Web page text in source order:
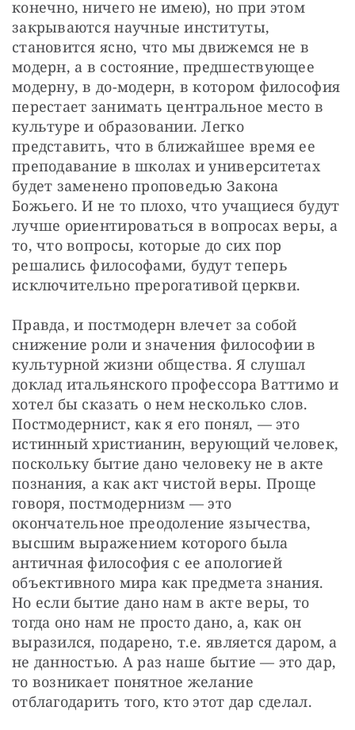
конечно, ничего не имею), но при этом
закрываются научные институты,
становится ясно, что мы движемся не в
модерн, а в состояние, предшествующее
модерну, в до-модерн, в котором философия
перестает занимать центральное место в
культуре и образовании. Легко
представить, что в ближайшее время ее
преподавание в школах и университетах
будет заменено проповедью Закона
Божьего. И не то плохо, что учащиеся будут
лучше ориентироваться в вопросах веры, а
то, что вопросы, которые до сих пор
решались философами, будут теперь
исключительно прерогативой церкви.
Правда, и постмодерн влечет за собой
снижение роли и значения философии в
культурной жизни общества. Я слушал
доклад итальянского профессора Ваттимо и
хотел бы сказать о нем несколько слов.
Постмодернист, как я его понял, — это
истинный христианин, верующий человек,
поскольку бытие дано человеку не в акте
познания, а как акт чистой веры. Проще
говоря, постмодернизм — это
окончательное преодоление язычества,
высшим выражением которого была
античная философия с ее апологией
объективного мира как предмета знания.
Но если бытие дано нам в акте веры, то
тогда оно нам не просто дано, а, как он
выразился, подарено, т.е. является даром, а
не данностью. А раз наше бытие — это дар,
то возникает понятное желание
отблагодарить того, кто этот дар сделал.